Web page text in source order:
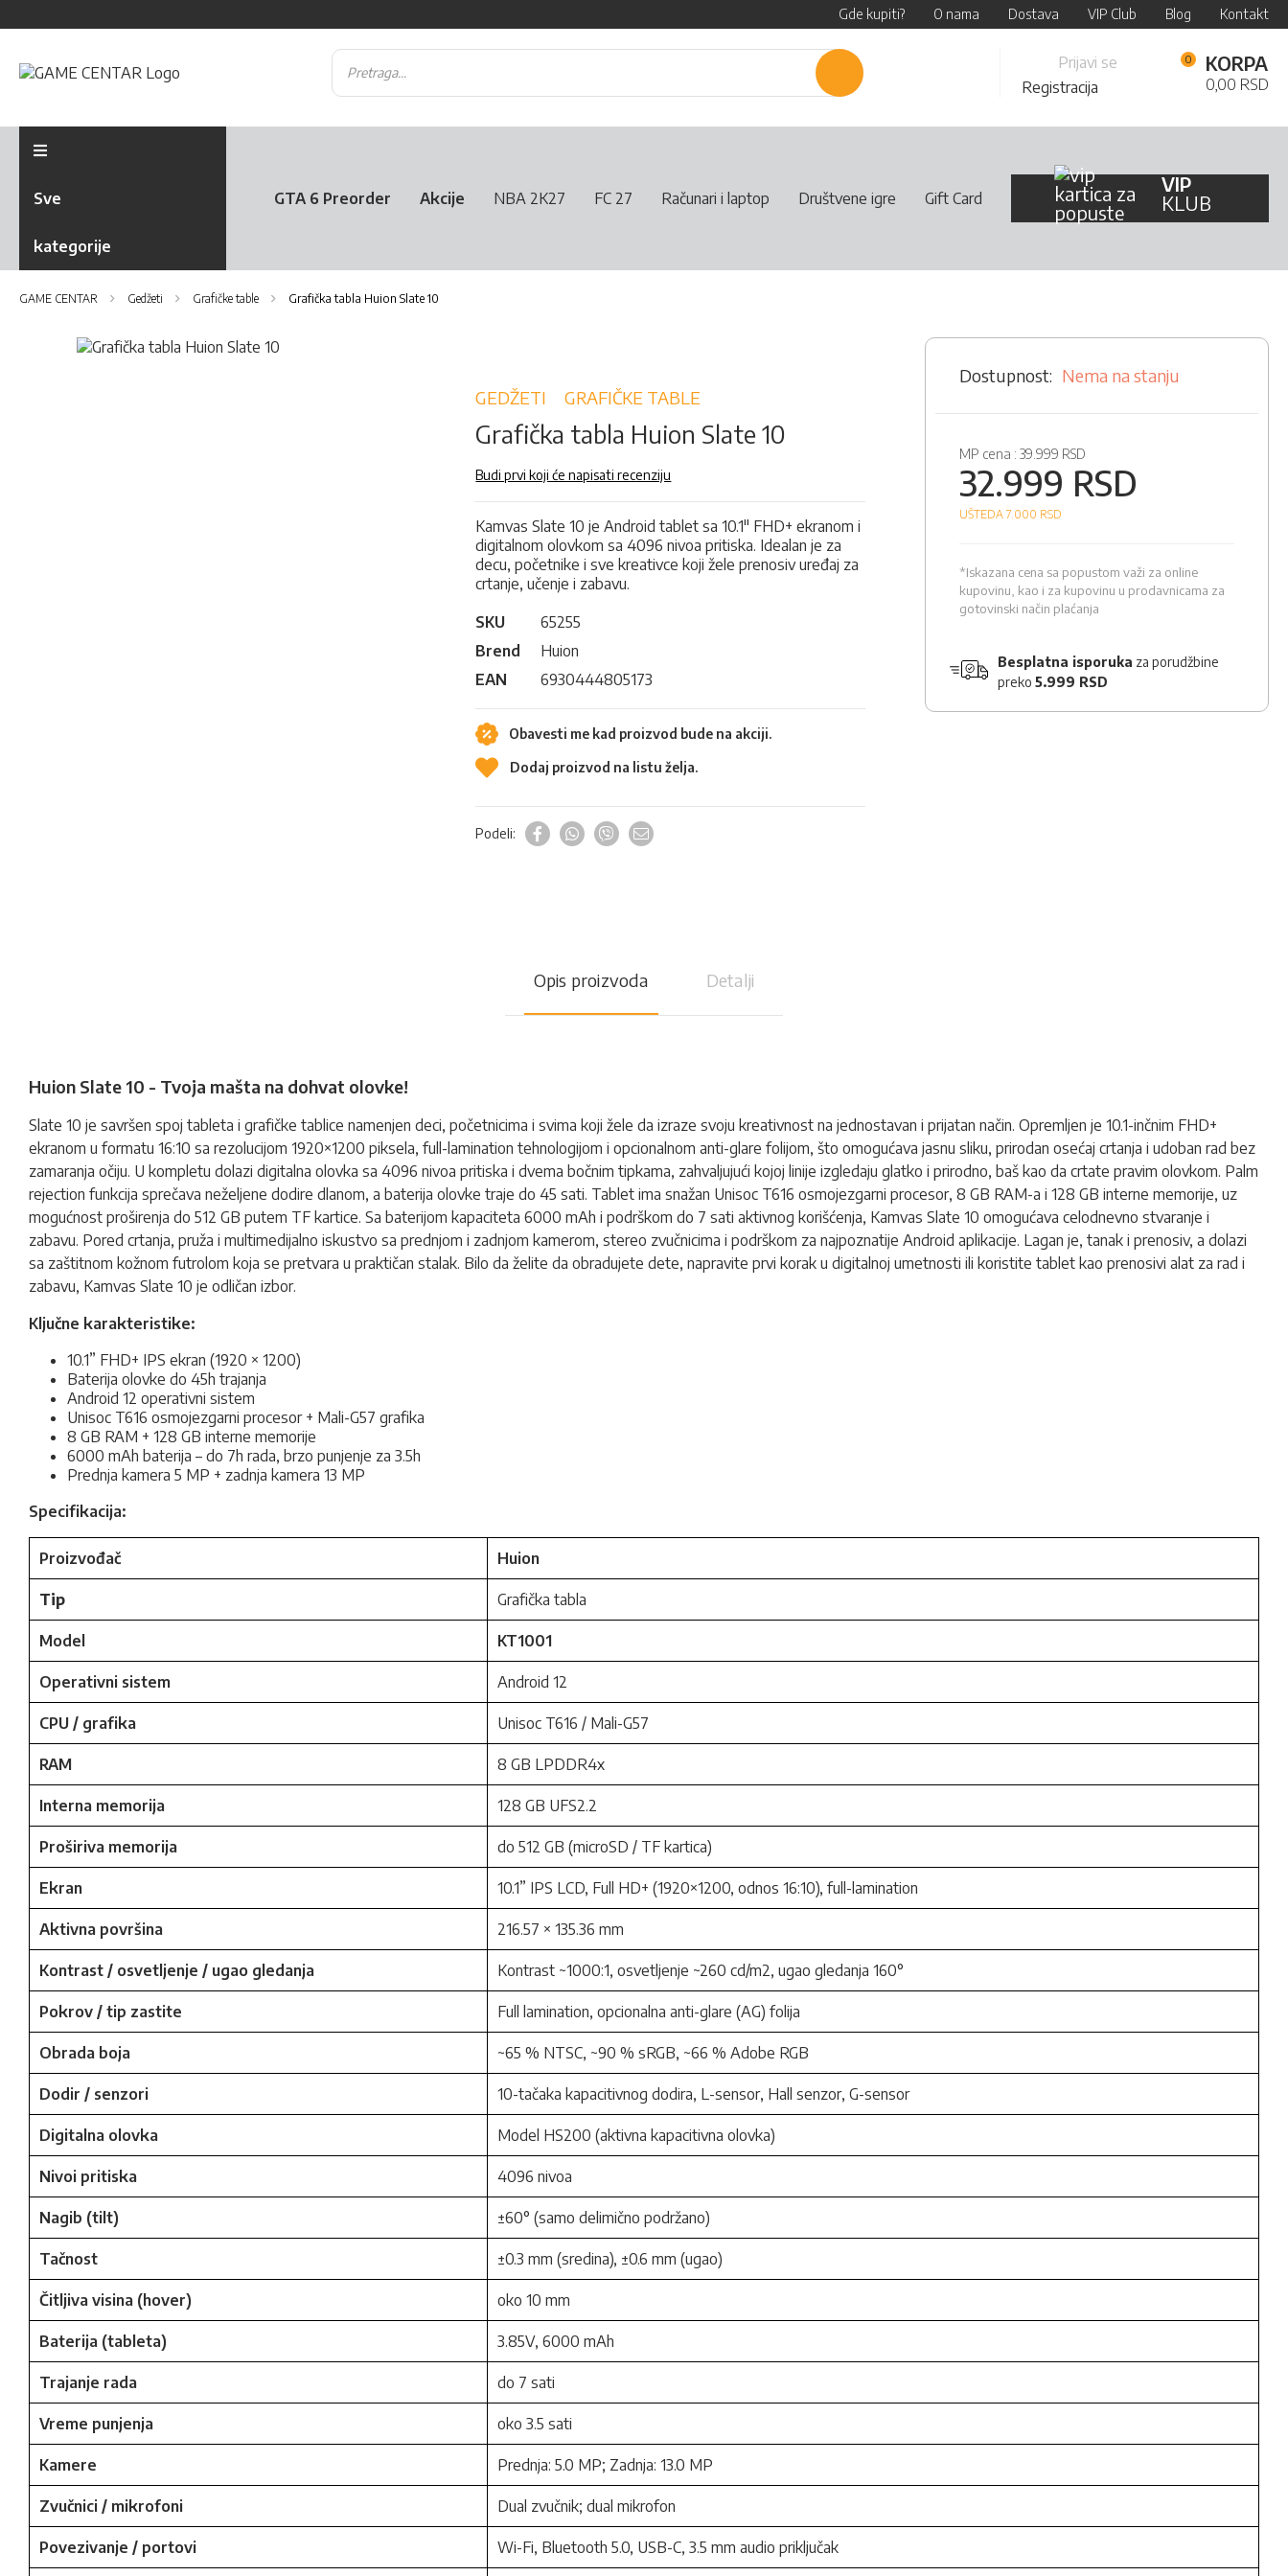
Gde kupiti? O nama Dostava VIP Club Blog Kontakt
Pretraži
Content
Prijavi se
Registracija
KORPA
0,00 RSD
Sve
kategorije
GTA 6 Preorder Akcije NBA 2K27 FC 27 Računari i laptop Društvene igre Gift Card
VIP
KLUB
GAME CENTAR Gedžeti Grafičke table Grafička tabla Huion Slate 10
Skip
GEDŽETI GRAFIČKE TABLE
Grafička tabla Huion Slate 10
Budi prvi koji će napisati recenziju
Kamvas Slate 10 je Android tablet sa 10.1" FHD+ ekranom i
digitalnom olovkom sa 4096 nivoa pritiska. Idealan je za
decu, početnike i sve kreativce koji žele prenosiv uređaj za
crtanje, učenje i zabavu.
SKU
65255
Brend
Huion
EAN
6930444805173
Obavesti me kad proizvod bude na akciji.
Dodaj proizvod na listu želja.
Podeli:
Nema na stanju
MP cena : 39.999 RSD
32.999 RSD
UŠTEDA 7.000 RSD
*Iskazana cena sa popustom važi za online
kupovinu, kao i za kupovinu u prodavnicama za
gotovinski način plaćanja
Besplatna isporuka za porudžbine
preko 5.999 RSD
Opis proizvoda Detalji
Huion Slate 10 - Tvoja mašta na dohvat olovke!
Slate 10 je savršen spoj tableta i grafičke tablice namenjen deci, početnicima i svima koji žele da izraze svoju kreativnost na jednostavan i prijatan način. Opremljen je 10.1-inčnim FHD+
ekranom u formatu 16:10 sa rezolucijom 1920×1200 piksela, full-lamination tehnologijom i opcionalnom anti-glare folijom, što omogućava jasnu sliku, prirodan osećaj crtanja i udoban rad bez
zamaranja očiju. U kompletu dolazi digitalna olovka sa 4096 nivoa pritiska i dvema bočnim tipkama, zahvaljujući kojoj linije izgledaju glatko i prirodno, baš kao da crtate pravim olovkom. Palm
rejection funkcija sprečava neželjene dodire dlanom, a baterija olovke traje do 45 sati. Tablet ima snažan Unisoc T616 osmojezgarni procesor, 8 GB RAM-a i 128 GB interne memorije, uz
mogućnost proširenja do 512 GB putem TF kartice. Sa baterijom kapaciteta 6000 mAh i podrškom do 7 sati aktivnog korišćenja, Kamvas Slate 10 omogućava celodnevno stvaranje i
zabavu. Pored crtanja, pruža i multimedijalno iskustvo sa prednjom i zadnjom kamerom, stereo zvučnicima i podrškom za najpoznatije Android aplikacije. Lagan je, tanak i prenosiv, a dolazi
sa zaštitnom kožnom futrolom koja se pretvara u praktičan stalak. Bilo da želite da obradujete dete, napravite prvi korak u digitalnoj umetnosti ili koristite tablet kao prenosivi alat za rad i
zabavu, Kamvas Slate 10 je odličan izbor.
Ključne karakteristike:
10.1” FHD+ IPS ekran (1920 × 1200)
Baterija olovke do 45h trajanja
Android 12 operativni sistem
Unisoc T616 osmojezgarni procesor + Mali-G57 grafika
8 GB RAM + 128 GB interne memorije
6000 mAh baterija – do 7h rada, brzo punjenje za 3.5h
Prednja kamera 5 MP + zadnja kamera 13 MP
Specifikacija:
Proizvođač Huion
Tip Grafička tabla
Model KT1001
Operativni sistem Android 12
CPU / grafika Unisoc T616 / Mali-G57
RAM 8 GB LPDDR4x
Interna memorija 128 GB UFS2.2
Proširiva memorija do 512 GB (microSD / TF kartica)
Ekran 10.1” IPS LCD, Full HD+ (1920×1200, odnos 16:10), full-lamination
Aktivna površina 216.57 × 135.36 mm
Kontrast / osvetljenje / ugao gledanja Kontrast ~1000:1, osvetljenje ~260 cd/m2, ugao gledanja 160°
Pokrov / tip zastite Full lamination, opcionalna anti-glare (AG) folija
Obrada boja ~65 % NTSC, ~90 % sRGB, ~66 % Adobe RGB
Dodir / senzori 10-tačaka kapacitivnog dodira, L-sensor, Hall senzor, G-sensor
Digitalna olovka Model HS200 (aktivna kapacitivna olovka)
Nivoi pritiska 4096 nivoa
Nagib (tilt) ±60° (samo delimično podržano)
Tačnost ±0.3 mm (sredina), ±0.6 mm (ugao)
Čitljiva visina (hover) oko 10 mm
Baterija (tableta) 3.85V, 6000 mAh
Trajanje rada do 7 sati
Vreme punjenja oko 3.5 sati
Kamere Prednja: 5.0 MP; Zadnja: 13.0 MP
Zvučnici / mikrofoni Dual zvučnik; dual mikrofon
Povezivanje / portovi Wi-Fi, Bluetooth 5.0, USB-C, 3.5 mm audio priključak